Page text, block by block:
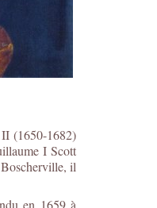
(1650-1682)
I Scott
il
en 1659 à